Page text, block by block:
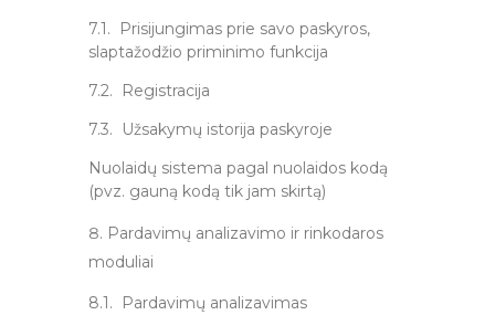
7.1. Prisijungimas prie savo paskyros,
slaptažodžio priminimo funkcija
7.2. Registracija
7.3. Užsakymų istorija paskyroje
Nuolaidų sistema pagal nuolaidos kodą
(pvz. gauną kodą tik jam skirtą)
Pardavimų analizavimo ir rinkodaros
moduliai
8.1. Pardavimų analizavimas